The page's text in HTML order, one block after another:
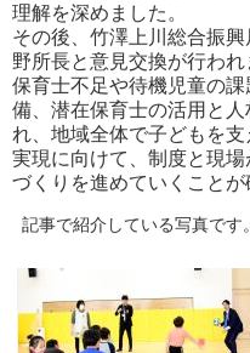
理解を深めました。
その後、竹澤上川総合振
野所長と意見交換が行われ
保育士不足や待機児童の
備、潜在保育士の活用と
れ、地域全体で子どもを
実現に向けて、制度と現
づくりを進めていくことが
記事で紹介している写真で